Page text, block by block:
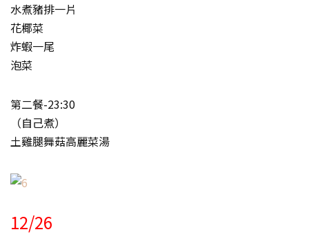
水煮豬排一片
花椰菜
炸蝦一尾
泡菜
第二餐-23:30
（自己煮）
土雞腿舞菇高麗菜湯
12/26